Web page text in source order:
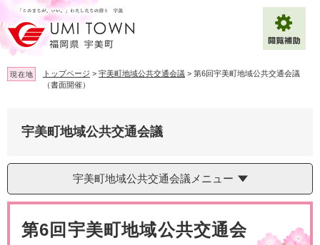
ー
ジ
の
先
頭
ニ
ュ
ー
を
飛
背景色変更 白 黒
Multilingual（English・中文・한글）
現在地 トップページ > 宇美町地域公共交通会議 > 第6回宇美町地域公共交通会議
（書面開催）
宇美町地域公共交通会議
宇美町地域公共交通会議メニュー
第6回宇美町地域公共交通会